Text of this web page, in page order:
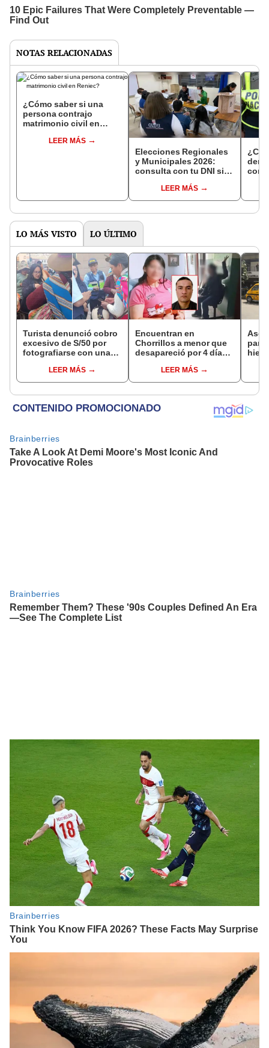
NOTAS RELACIONADAS
¿Cómo saber si una
persona contrajo
matrimonio civil en
LEER MÁS
Elecciones Regionales
y Municipales 2026:
consulta con tu DNI si
de mesa para este 4 de
octubre en el link oficial
LEER MÁS
con
LO MÁS VISTO LO ÚLTIMO
Turista denunció cobro
excesivo de S/50 por
fotografiarse con una
serenazgo recuperó el
dinero
LEER MÁS
Encuentran en
Chorrillos a menor que
desapareció por 4 días
sujeto que conoció en
Roblox: PNP busca al
LEER MÁS
para